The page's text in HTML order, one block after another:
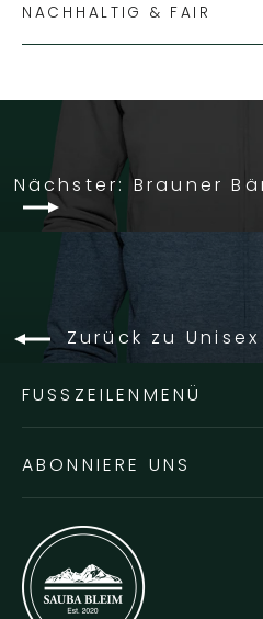
NACHHALTIG & FAIR
Nächster: Brauner
Zurück zu
FUSSZEILENMENÜ
ABONNIERE UNS